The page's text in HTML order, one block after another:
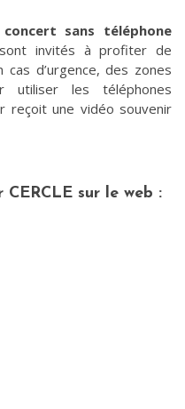
sans téléphone
invités à profiter de
cas d’urgence, des zones
utiliser les téléphones
reçoit une vidéo souvenir
sur le web :